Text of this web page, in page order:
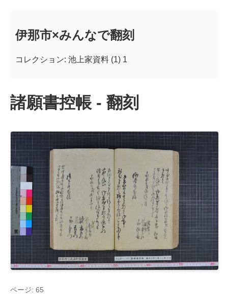
伊那市×みんなで翻刻
コレクション: 池上家資料 (1) 1
諸願書控帳 - 翻刻
ページ: 65